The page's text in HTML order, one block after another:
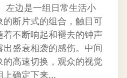
左边是一组日常生活小
断片式的组合，触目可
着不断响起和褪去的钟声
盛衰相袭的感伤。中间
的高速切换，观众的视觉
上确定下来...